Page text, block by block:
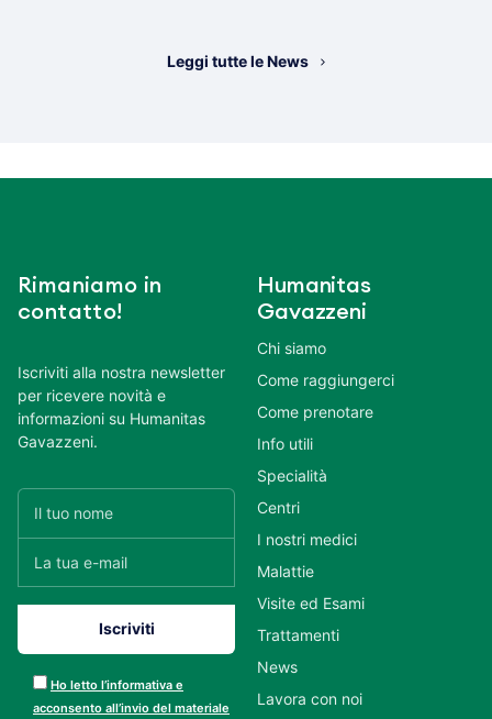
Leggi tutte le News
Rimaniamo in
contatto!
Iscriviti alla nostra newsletter
per ricevere novità e
informazioni su Humanitas
Gavazzeni.
Ho letto l’informativa e
acconsento all’invio del materiale
Humanitas
Gavazzeni
Chi siamo
Come raggiungerci
Come prenotare
Info utili
Specialità
Centri
I nostri medici
Malattie
Visite ed Esami
Trattamenti
News
Lavora con noi